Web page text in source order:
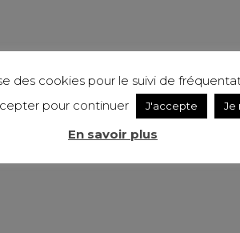
de produits bio
des cookies pour le suivi de
pour continuer
J'accepte Je
En savoir plus